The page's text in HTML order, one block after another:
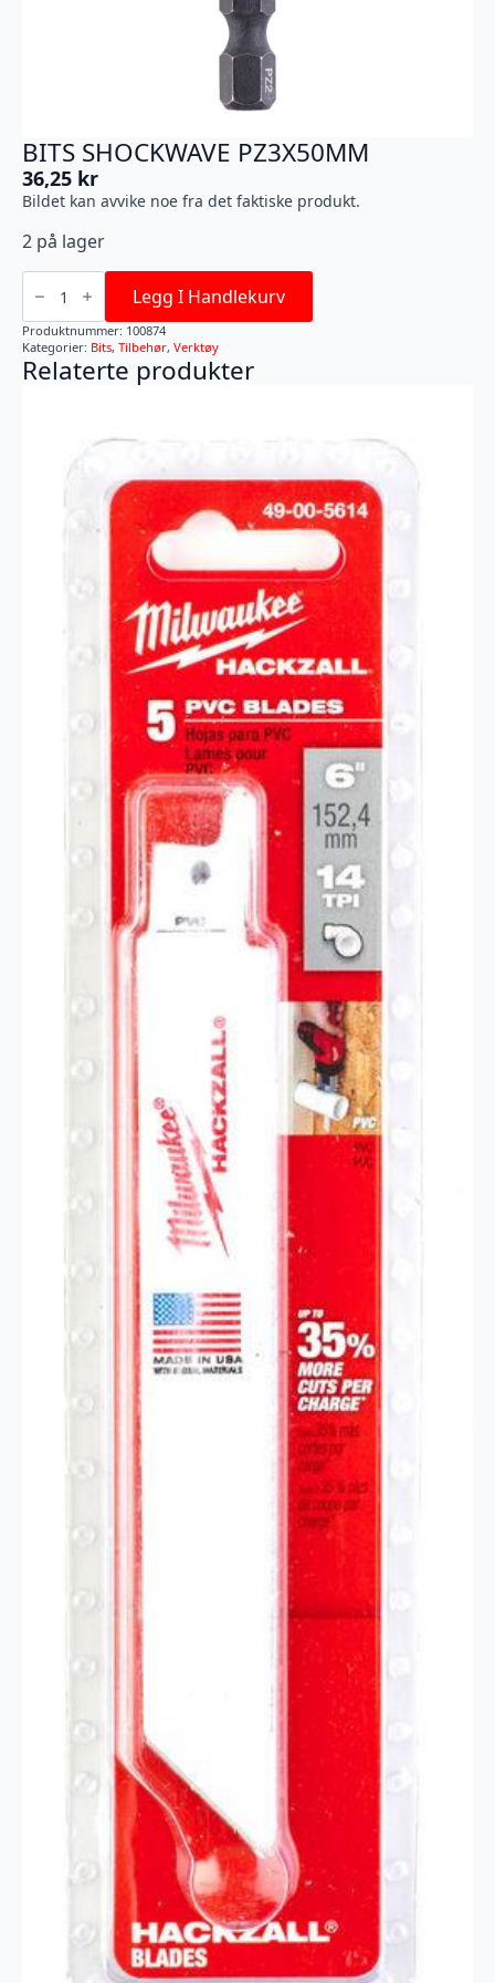
BITS SHOCKWAVE PZ3X50MM
36,25 kr
Bildet kan avvike noe fra det faktiske produkt.
2 på lager
BITS
SHOCKWAVE
PZ3X50MM
antall
Legg I Handlekurv
Produktnummer: 100874
Kategorier: Bits, Tilbehør, Verktøy
Relaterte produkter